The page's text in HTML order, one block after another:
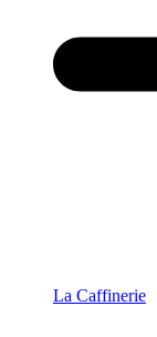
La Caffinerie